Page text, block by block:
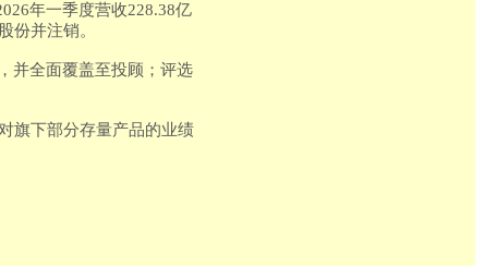
年一季度营收228.38亿
份并注销。
并全面覆盖至投顾；评选
旗下部分存量产品的业绩